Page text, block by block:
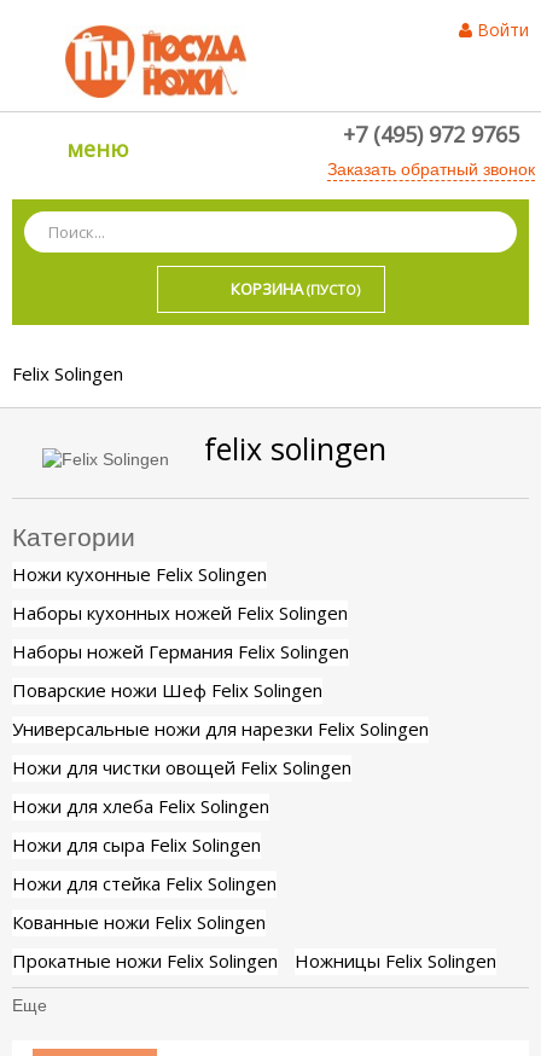
Войти
меню +7 (495) 972 9765
Заказать обратный звонок
КОРЗИНА (ПУСТО)
Felix Solingen
felix solingen
Категории
Ножи кухонные Felix Solingen
Наборы кухонных ножей Felix Solingen
Наборы ножей Германия Felix Solingen
Поварские ножи Шеф Felix Solingen
Универсальные ножи для нарезки Felix Solingen
Ножи для чистки овощей Felix Solingen
Ножи для хлеба Felix Solingen
Ножи для сыра Felix Solingen
Ножи для стейка Felix Solingen
Кованные ножи Felix Solingen
Прокатные ножи Felix Solingen
Ножницы Felix Solingen
Еще